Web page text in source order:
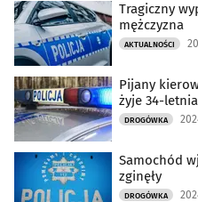
Tragiczny
mężczyzna
AKTUALNOŚCI
Pijany
żyje 34-
DROGÓWKA
Samochód
zginęły
DROGÓWKA